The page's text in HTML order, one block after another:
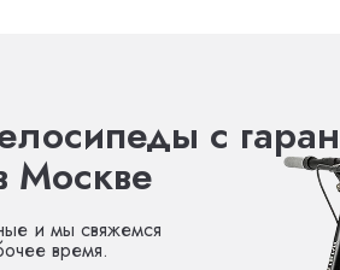
с
Москве
и мы свяжемся
время.